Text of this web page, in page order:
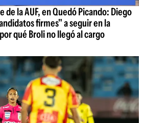
la AUF, en Quedó Picando: Diego
firmes" a seguir en la
qué Broli no llegó al cargo